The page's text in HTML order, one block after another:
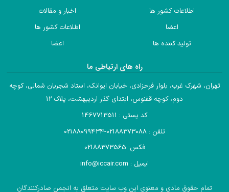
اطلاعات کشور ها
اعضا
تولید کننده ها
اخبار و مقالات
اطلاعات کشور ها
اعضا
راه های ارتباطی ما
تهران، شهرک غرب، بلوار فرحزادی، خیابان ایوانک، استاد شجریان شمالی، کوچه
دوم، کوچه ققنوس، ابتدای گذر اردیبهشت، پلاک 12
کد پستی : 1467713511
تلفن : 02188373088-02188099434
فکس: 02188373565
ایمیل : info@iccair.com
تمام حقوق مادی و معنوی این وب سایت متعلق به انجمن صادرکنندگان